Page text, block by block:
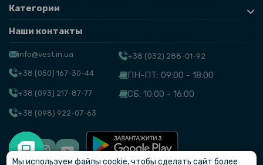
Категории
Наши контакты
info@vest.in.ua
+38 (050) 167-30-44
+38 (093) 217-87-77
+38 (098) 922-07-63
+38 (032) 288-01-92
ПН-ПТ: 09:00 - 18:00
СБ: 10:00 - 16:00
Мы используем файлы cookie, чтобы сделать сайт более